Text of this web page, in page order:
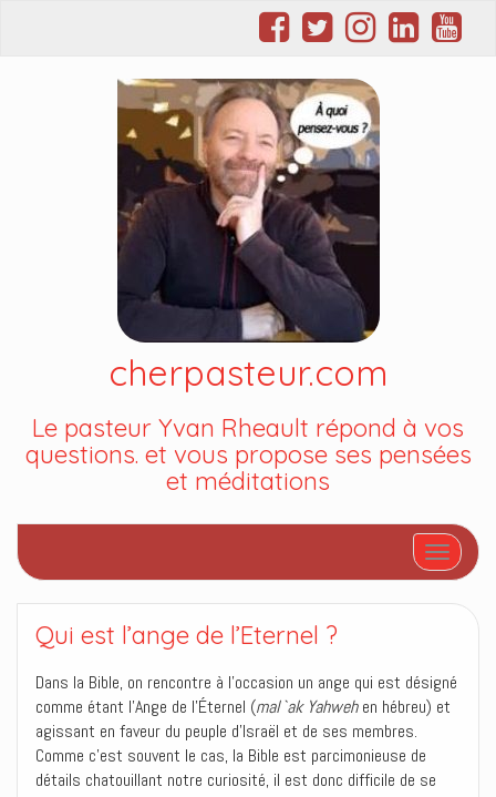
cherpasteur.com
Le pasteur Yvan Rheault répond à vos
questions. et vous propose ses pensées
et méditations
Afficher/
Qui est l’ange de l’Eternel ?
Dans la Bible, on rencontre à l’occasion un ange qui est désigné
comme étant l’Ange de l’Éternel (mal`ak Yahwehen hébreu) et
agissant en faveur du peuple d’Israël et de ses membres.
Comme c’est souvent le cas, la Bible est parcimonieuse de
détails chatouillant notre curiosité, il est donc difficile de se